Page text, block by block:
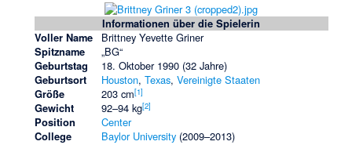
Informationen über die Spielerin
Voller Name
Brittney Yevette Griner
Spitzname
„BG“
Geburtstag
18. Oktober 1990 (32 Jahre)
Geburtsort
Houston, Texas, Vereinigte Staaten
Größe
203 cm[1]
Gewicht 92–94 kg[2]
Position
Center
College
Baylor University(2009–2013)